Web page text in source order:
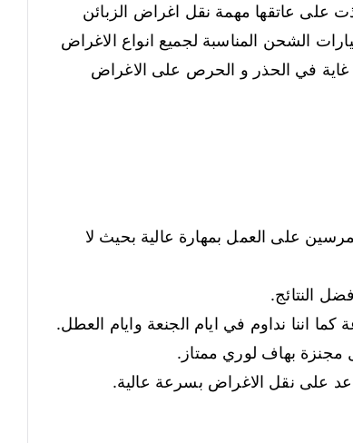
على عاتقها مهمة نقل اغراض الزبائن
الشحن المناسبة لجميع انواع الاغراض
غاية في الحذر و الحرص على الاغراض
على العمل بمهارة عالية بحيث لا
النتائج.
اننا نداوم في ايام الجنعة وايام العطل.
على نقل الاغراض بسرعة عالية.